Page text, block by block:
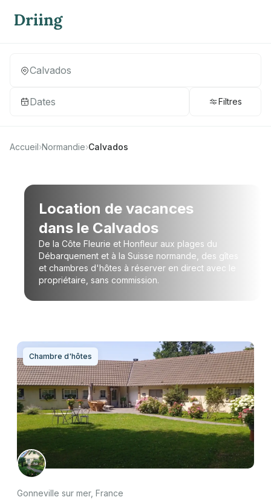
Dates Filtres
Accueil›Normandie›Calvados
Location de vacances
dans le Calvados
De la Côte Fleurie et Honfleur aux plages du
Débarquement et à la Suisse normande, des gîtes
et chambres d'hôtes à réserver en direct avec le
propriétaire, sans commission.
Chambre d'hôtes
Gonneville sur mer, France